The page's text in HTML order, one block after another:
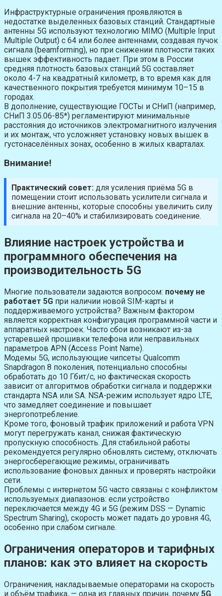
Инфраструктурные ограничения проявляются в
недостатке выделенных базовых станций. Стандартные
антенны 5G используют технологию MIMO (Multiple Input
Multiple Output) с 64 или более антеннами, создавая пучок
сигнала (beamforming), но при снижении плотности таких
вышек эффективность падает. При этом в России
средняя плотность базовых станций 5G составляет
около 4-7 на квадратный километр, в то время как для
качественного покрытия требуется минимум 10–15 в
городах.
В дополнение, существующие ГОСТы и СНиП (например,
СНиП 3.05.06-85*) регламентируют минимальные
расстояния до источников электромагнитного излучения
и их монтаж, что усложняет установку новых вышек в
густонаселённых зонах, особенно в жилых кварталах.
Внимание!
Практический совет: для усиления приёма 5G в
помещении стоит использовать усилители сигнала и
внешние антенны, которые способны увеличить силу
сигнала на 20–40% и стабилизировать соединение.
Влияние настроек устройства и
программного обеспечения на
производительность 5G
Многие пользователи задаются вопросом: почему не
работает 5G при наличии новой SIM-карты и
поддерживаемого устройства? Важным фактором
является корректная конфигурация программной части и
аппаратных настроек. Часто сбои возникают из-за
устаревшей прошивки телефона или неправильных
параметров APN (Access Point Name).
Модемы 5G, использующие чипсеты Qualcomm
Snapdragon 8 поколения, потенциально способны
обработать до 10 Гбит/с, но фактическая скорость
зависит от алгоритмов обработки сигнала и поддержки
стандарта NSA или SA. NSA-режим использует ядро LTE,
что замедляет соединение и повышает
энергопотребление.
Кроме того, фоновый трафик приложений и работа VPN
могут перегружать канал, снижая фактическую
пропускную способность. Для стабильной работы
рекомендуется регулярно обновлять систему, отключать
энергосберегающие режимы, ограничивать
использование фоновых данных и проверять настройки
сети.
Проблемы с интернетом 5G часто связаны с конфликтом
используемых диапазонов: если устройство
переключается между 4G и 5G (режим DSS — Dynamic
Spectrum Sharing), скорость может падать до уровня 4G,
особенно при слабом сигнале.
Ограничения операторов и тарифных
планов: как это влияет на скорость
Ограничения, накладываемые операторами на скорость
и объём трафика, — одна из главных причин, почему 5G